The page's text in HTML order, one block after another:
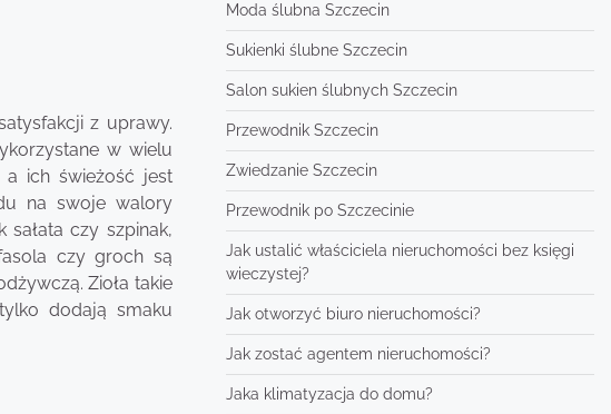
z uprawy.
w wielu
ich świeżość jest
na swoje walory
czy szpinak,
czy groch są
Zioła takie
dodają smaku
Moda ślubna Szczecin
Sukienki ślubne Szczecin
Salon sukien ślubnych Szczecin
Przewodnik Szczecin
Zwiedzanie Szczecin
Przewodnik po Szczecinie
Jak ustalić właściciela nieruchomości bez księgi
wieczystej?
Jak otworzyć biuro nieruchomości?
Jak zostać agentem nieruchomości?
Jaka klimatyzacja do domu?